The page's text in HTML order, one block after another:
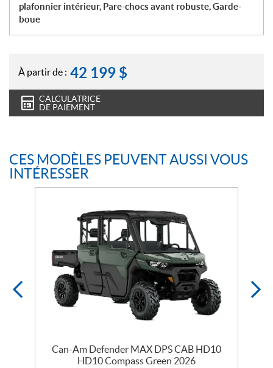
plafonnier intérieur, Pare-chocs avant robuste, Garde-
boue
À partir de : 42 199 $
CALCULATRICE
DE PAIEMENT
CES MODÈLES PEUVENT AUSSI VOUS
INTÉRESSER
Can-Am Defender MAX DPS CAB HD10
HD10 Compass Green 2026